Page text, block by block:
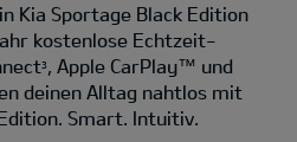
Kia Sportage Black Edition
kostenlose Echtzeit-
3
, Apple CarPlay™ und
deinen Alltag nahtlos mit
Smart. Intuitiv.